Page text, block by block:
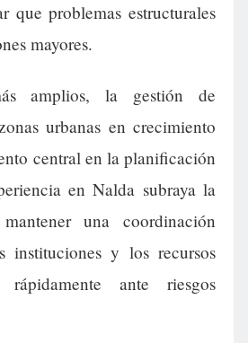
que problemas estructurales
mayores.
amplios, la gestión de
urbanas en crecimiento
central en la planificación
en Nalda subraya la
una coordinación
instituciones y los recursos
rápidamente ante riesgos